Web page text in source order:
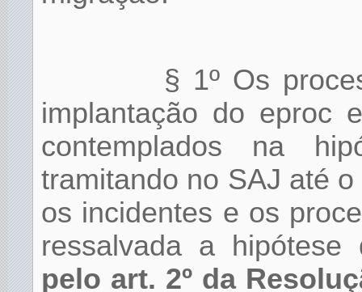
§ 1º Os
implantação do eproc
contemplados na
tramitando no SAJ até
os incidentes e os
ressalvada a
pelo art. 2º da